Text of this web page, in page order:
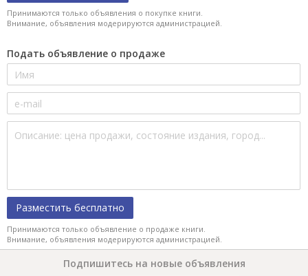
Принимаются только объявления о покупке книги.
Внимание, объявления модерируются администрацией.
Подать объявление о продаже
Разместить бесплатно
Принимаются только объявление о продаже книги.
Внимание, объявления модерируются администрацией.
Подпишитесь на новые объявления